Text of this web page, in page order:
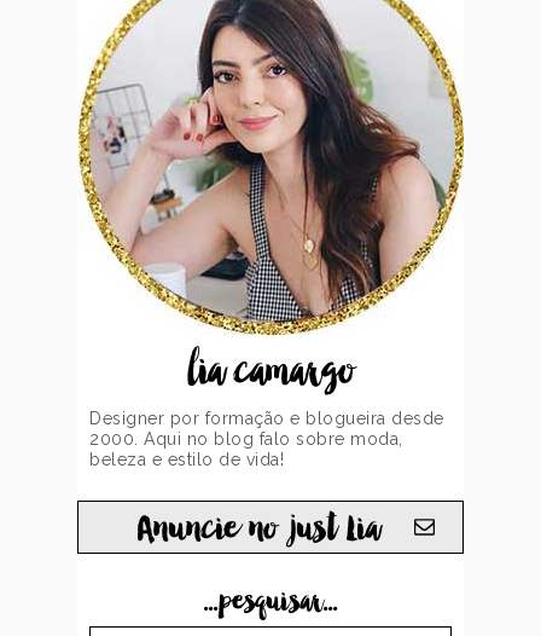
lia camargo
Designer por formação e blogueira desde
2000. Aqui no blog falo sobre moda,
beleza e estilo de vida!
Anuncie no just Lia
...pesquisar...